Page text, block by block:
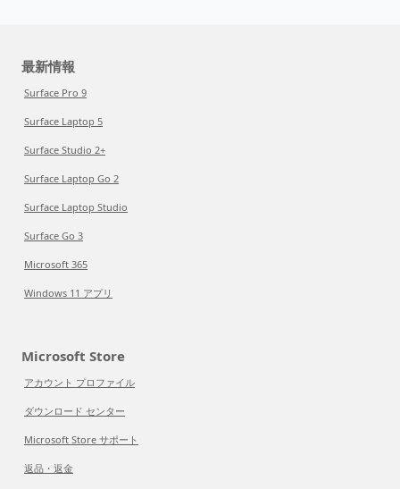
最新情報
Surface Pro 9
Surface Laptop 5
Surface Studio 2+
Surface Laptop Go 2
Surface Laptop Studio
Surface Go 3
Microsoft 365
Windows 11 アプリ
Microsoft Store
アカウント プロファイル
ダウンロード センター
Microsoft Store サポート
返品・返金